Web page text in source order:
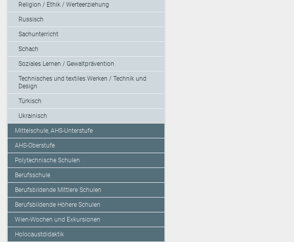
Religion / Ethik / Werteerziehung
Russisch
Sachunterricht
Schach
Soziales Lernen / Gewaltprävention
Technisches und textiles Werken / Technik und
Design
Türkisch
Ukrainisch
Mittelschule, AHS-Unterstufe
AHS-Oberstufe
Polytechnische Schulen
Berufsschule
Berufsbildende Mittlere Schulen
Berufsbildende Höhere Schulen
Wien-Wochen und Exkursionen
Holocaustdidaktik